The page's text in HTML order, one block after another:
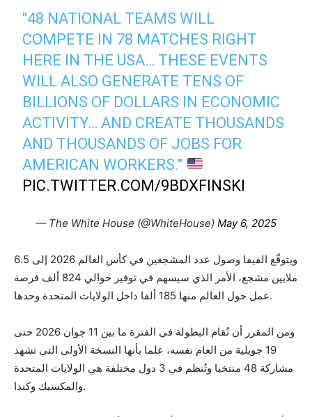
"48 NATIONAL TEAMS WILL
COMPETE IN 78 MATCHES RIGHT
HERE IN THE USA… THESE EVENTS
WILL ALSO GENERATE TENS OF
BILLIONS OF DOLLARS IN ECONOMIC
ACTIVITY… AND CREATE THOUSANDS
AND THOUSANDS OF JOBS FOR
AMERICAN WORKERS."
PIC.TWITTER.COM/9BDXFINSKI
— The White House (@WhiteHouse) May 6, 2025
ويتوقّع الفيفا وصول عدد المشجعين في كأس العالم 2026 إلى 6.5
ملايين مشجع، الأمر الذي سيسهم في توفير حوالي 824 ألف فرصة
عمل حول العالم منها 185 ألفا داخل الولايات المتحدة وحدها.
ومن المقرر أن تُقام البطولة في الفترة ما بين 11 جوان 2026 حتى
19 جويلية من العام نفسه، علما بأنها النسخة الأولى التي تشهد
مشاركة 48 منتخبا وتُنظم في 3 دول مختلفة هي الولايات المتحدة
والمكسيك وكندا.